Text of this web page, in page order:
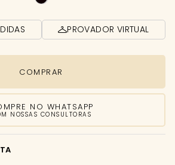
PROVADOR VIRTUAL
COMPRAR
NO WHATSAPP
NOSSAS CONSULTORAS